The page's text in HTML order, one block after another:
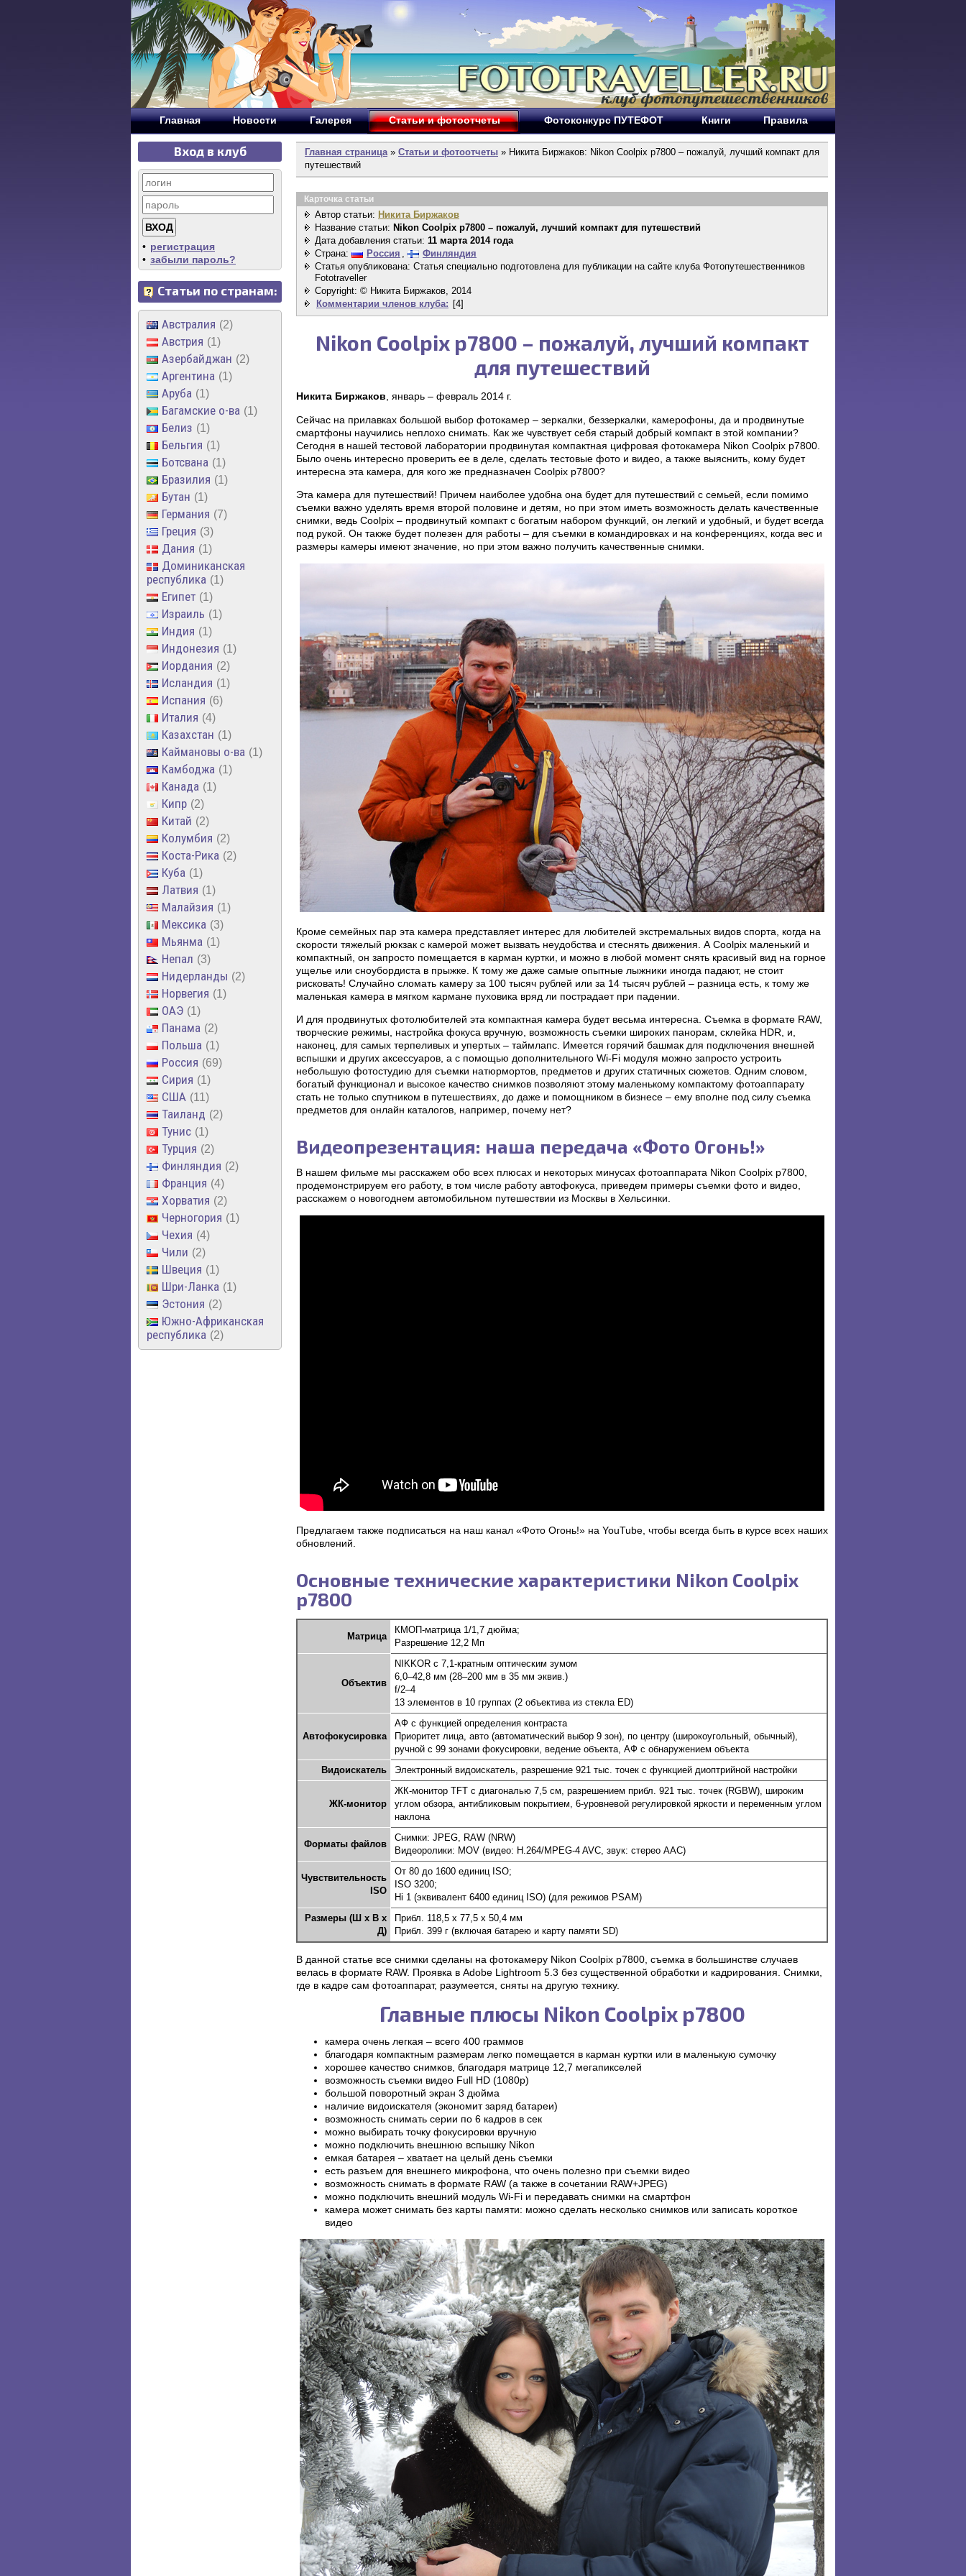
Главная Новости Галерея Статьи и фотоотчеты Фотоконкурс ПУТЕФОТ Книги Правила
Вход в клуб
• регистрация
• забыли пароль?
Статьи по странам:
Австралия 2
Австрия 1
Азербайджан 2
Аргентина 1
Аруба 1
Багамские о-ва 1
Белиз 1
Бельгия 1
Ботсвана 1
Бразилия 1
Бутан 1
Германия 7
Греция 3
Дания 1
Доминиканская
республика
1
Египет 1
Израиль 1
Индия 1
Индонезия 1
Иордания 2
Исландия 1
Испания 6
Италия 4
Казахстан 1
Каймановы о-ва 1
Камбоджа 1
Канада 1
Кипр 2
Китай 2
Колумбия 2
Коста-Рика 2
Куба 1
Латвия 1
Малайзия 1
Мексика 3
Мьянма 1
Непал 3
Нидерланды 2
Норвегия 1
ОАЭ 1
Панама 2
Польша 1
Россия 69
Сирия 1
США 11
Таиланд 2
Тунис 1
Турция 2
Финляндия 2
Франция 4
Хорватия 2
Черногория 1
Чехия 4
Чили 2
Швеция 1
Шри-Ланка 1
Эстония 2
Южно-Африканская
республика
2
Главная страница» Статьи и фотоотчеты » Никита Биржаков: Nikon Coolpix p7800 – пожалуй, лучший компакт для
путешествий
Карточка статьи
Автор статьи: Никита Биржаков
Название статьи: Nikon Coolpix p7800 – пожалуй, лучший компакт для путешествий
Дата добавления статьи: 11 марта 2014 года
Страна:
Россия ,
Финляндия
Статья опубликована: Статья специально подготовлена для публикации на сайте клуба Фотопутешественников
Fototraveller
Copyright: © Никита Биржаков, 2014
Комментарии членов клуба: [4]
Nikon Coolpix p7800 – пожалуй, лучший компакт
для путешествий
Никита Биржаков, январь – февраль 2014 г.
Сейчас на прилавках большой выбор фотокамер – зеркалки, беззеркалки, камерофоны, да и продвинутые
смартфоны научились неплохо снимать. Как же чувствует себя старый добрый компакт в этой компании?
Сегодня в нашей тестовой лаборатории продвинутая компактная цифровая фотокамера Nikon Coolpix p7800.
Было очень интересно проверить ее в деле, сделать тестовые фото и видео, а также выяснить, кому будет
интересна эта камера, для кого же предназначен Coolpix p7800?
Эта камера для путешествий! Причем наиболее удобна она будет для путешествий с семьей, если помимо
съемки важно уделять время второй половине и детям, но при этом иметь возможность делать качественные
снимки, ведь Coolpix – продвинутый компакт с богатым набором функций, он легкий и удобный, и будет всегда
под рукой. Он также будет полезен для работы – для съемки в командировках и на конференциях, когда вес и
размеры камеры имеют значение, но при этом важно получить качественные снимки.
Кроме семейных пар эта камера представляет интерес для любителей экстремальных видов спорта, когда на
скорости тяжелый рюкзак с камерой может вызвать неудобства и стеснять движения. А Coolpix маленький и
компактный, он запросто помещается в карман куртки, и можно в любой момент снять красивый вид на горное
ущелье или сноубордиста в прыжке. К тому же даже самые опытные лыжники иногда падают, не стоит
рисковать! Случайно сломать камеру за 100 тысяч рублей или за 14 тысяч рублей – разница есть, к тому же
маленькая камера в мягком кармане пуховика вряд ли пострадает при падении.
И для продвинутых фотолюбителей эта компактная камера будет весьма интересна. Съемка в формате RAW,
творческие режимы, настройка фокуса вручную, возможность съемки широких панорам, склейка HDR, и,
наконец, для самых терпеливых и упертых – таймлапс. Имеется горячий башмак для подключения внешней
вспышки и других аксессуаров, а с помощью дополнительного Wi-Fi модуля можно запросто устроить
небольшую фотостудию для съемки натюрмортов, предметов и других статичных сюжетов. Одним словом,
богатый функционал и высокое качество снимков позволяют этому маленькому компактому фотоаппарату
стать не только спутником в путешествиях, до даже и помощником в бизнесе – ему вполне под силу съемка
предметов для онлайн каталогов, например, почему нет?
Видеопрезентация: наша передача «Фото Огонь!»
В нашем фильме мы расскажем обо всех плюсах и некоторых минусах фотоаппарата Nikon Coolpix p7800,
продемонстрируем его работу, в том числе работу автофокуса, приведем примеры съемки фото и видео,
расскажем о новогоднем автомобильном путешествии из Москвы в Хельсинки.
Предлагаем также подписаться на наш канал «Фото Огонь!» на YouTube, чтобы всегда быть в курсе всех наших
обновлений.
Основные технические характеристики Nikon Coolpix
p7800
Матрица
КМОП-матрица 1/1,7 дюйма;
Разрешение 12,2 Мп
Объектив
NIKKOR с 7,1-кратным оптическим зумом
6,0–42,8 мм (28–200 мм в 35 мм эквив.)
f/2–4
13 элементов в 10 группах (2 объектива из стекла ED)
Автофокусировка
АФ с функцией определения контраста
Приоритет лица, авто (автоматический выбор 9 зон), по центру (широкоугольный, обычный),
ручной с 99 зонами фокусировки, ведение объекта, АФ с обнаружением объекта
Видоискатель
Электронный видоискатель, разрешение 921 тыс. точек с функцией диоптрийной настройки
ЖК-монитор
ЖК-монитор TFT с диагональю 7,5 см, разрешением прибл. 921 тыс. точек (RGBW), широким
углом обзора, антибликовым покрытием, 6-уровневой регулировкой яркости и переменным углом
наклона
Форматы файлов
Снимки: JPEG, RAW (NRW)
Видеоролики: MOV (видео: H.264/MPEG-4 AVC, звук: стерео AAC)
Чувствительность
ISO
От 80 до 1600 единиц ISO;
ISO 3200;
Hi 1 (эквивалент 6400 единиц ISO) (для режимов PSAM)
Размеры (Ш х В х
Д)
Прибл. 118,5 x 77,5 x 50,4 мм
Прибл. 399 г (включая батарею и карту памяти SD)
В данной статье все снимки сделаны на фотокамеру Nikon Coolpix p7800, съемка в большинстве случаев
велась в формате RAW. Проявка в Adobe Lightroom 5.3 без существенной обработки и кадрирования. Снимки,
где в кадре сам фотоаппарат, разумеется, сняты на другую технику.
Главные плюсы Nikon Coolpix p7800
камера очень легкая – всего 400 граммов
благодаря компактным размерам легко помещается в карман куртки или в маленькую сумочку
хорошее качество снимков, благодаря матрице 12,7 мегапикселей
возможность съемки видео Full HD (1080p)
большой поворотный экран 3 дюйма
наличие видоискателя (экономит заряд батареи)
возможность снимать серии по 6 кадров в сек
можно выбирать точку фокусировки вручную
можно подключить внешнюю вспышку Nikon
емкая батарея – хватает на целый день съемки
есть разъем для внешнего микрофона, что очень полезно при съемки видео
возможность снимать в формате RAW (а также в сочетании RAW+JPEG)
можно подключить внешний модуль Wi-Fi и передавать снимки на смартфон
камера может снимать без карты памяти: можно сделать несколько снимков или записать короткое
видео